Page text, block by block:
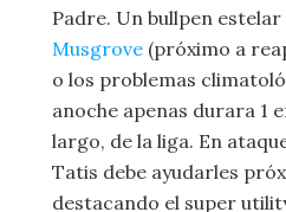
Padre. Un bullpen
Musgrove (próximo a
o los problemas
anoche apenas durara 1
largo, de la liga. En
Tatis debe ayudarles
destacando el super